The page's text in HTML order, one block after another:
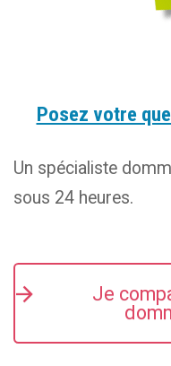
Posez votre
Un spécialiste
sous 24 heures.
Je